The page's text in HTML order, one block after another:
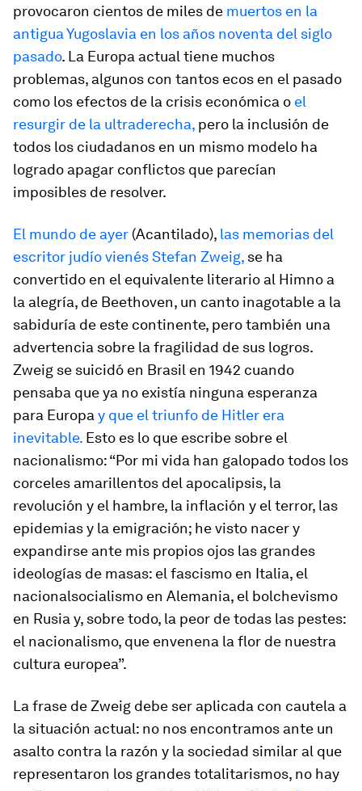
provocaron cientos de miles de muertos en la
antigua Yugoslavia en los años noventa del siglo
pasado. La Europa actual tiene muchos
problemas, algunos con tantos ecos en el pasado
como los efectos de la crisis económica o el
resurgir de la ultraderecha, pero la inclusión de
todos los ciudadanos en un mismo modelo ha
logrado apagar conflictos que parecían
imposibles de resolver.
El mundo de ayer (Acantilado), las memorias del
escritor judío vienés Stefan Zweig, se ha
convertido en el equivalente literario al Himno a
la alegría, de Beethoven, un canto inagotable a la
sabiduría de este continente, pero también una
advertencia sobre la fragilidad de sus logros.
Zweig se suicidó en Brasil en 1942 cuando
pensaba que ya no existía ninguna esperanza
para Europa y que el triunfo de Hitler era
inevitable. Esto es lo que escribe sobre el
nacionalismo: “Por mi vida han galopado todos los
corceles amarillentos del apocalipsis, la
revolución y el hambre, la inflación y el terror, las
epidemias y la emigración; he visto nacer y
expandirse ante mis propios ojos las grandes
ideologías de masas: el fascismo en Italia, el
nacionalsocialismo en Alemania, el bolchevismo
en Rusia y, sobre todo, la peor de todas las pestes:
el nacionalismo, que envenena la flor de nuestra
cultura europea”.
La frase de Zweig debe ser aplicada con cautela a
la situación actual: no nos encontramos ante un
asalto contra la razón y la sociedad similar al que
representaron los grandes totalitarismos, no hay